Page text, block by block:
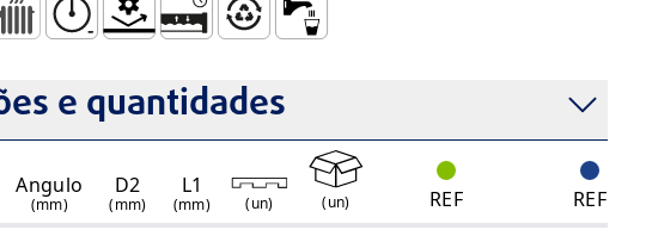
e quantidades
Angulo
(mm)
D2
(mm)
L1
(mm) (un) (un) REF
REF